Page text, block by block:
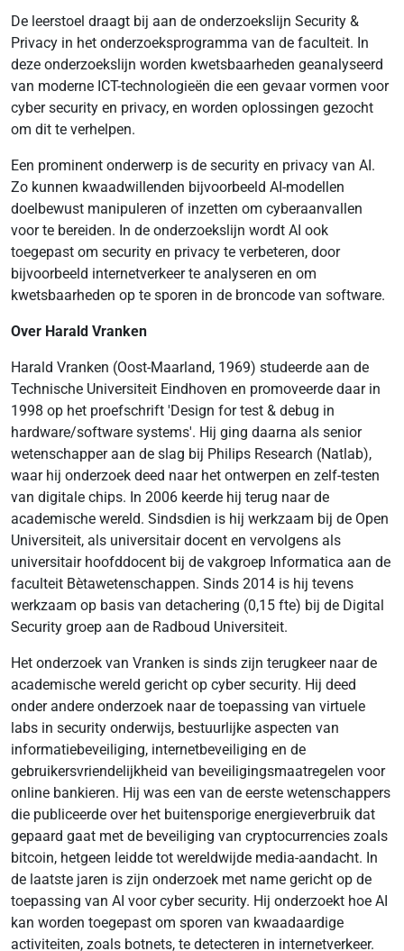
De leerstoel draagt bij aan de onderzoekslijn Security &
Privacy in het onderzoeksprogramma van de faculteit. In
deze onderzoekslijn worden kwetsbaarheden geanalyseerd
van moderne ICT-technologieën die een gevaar vormen voor
cyber security en privacy, en worden oplossingen gezocht
om dit te verhelpen.
Een prominent onderwerp is de security en privacy van AI.
Zo kunnen kwaadwillenden bijvoorbeeld AI-modellen
doelbewust manipuleren of inzetten om cyberaanvallen
voor te bereiden. In de onderzoekslijn wordt AI ook
toegepast om security en privacy te verbeteren, door
bijvoorbeeld internetverkeer te analyseren en om
kwetsbaarheden op te sporen in de broncode van software.
Over Harald Vranken
Harald Vranken (Oost-Maarland, 1969) studeerde aan de
Technische Universiteit Eindhoven en promoveerde daar in
1998 op het proefschrift 'Design for test & debug in
hardware/software systems'. Hij ging daarna als senior
wetenschapper aan de slag bij Philips Research (Natlab),
waar hij onderzoek deed naar het ontwerpen en zelf-testen
van digitale chips. In 2006 keerde hij terug naar de
academische wereld. Sindsdien is hij werkzaam bij de Open
Universiteit, als universitair docent en vervolgens als
universitair hoofddocent bij de vakgroep Informatica aan de
faculteit Bètawetenschappen. Sinds 2014 is hij tevens
werkzaam op basis van detachering (0,15 fte) bij de Digital
Security groep aan de Radboud Universiteit.
Het onderzoek van Vranken is sinds zijn terugkeer naar de
academische wereld gericht op cyber security. Hij deed
onder andere onderzoek naar de toepassing van virtuele
labs in security onderwijs, bestuurlijke aspecten van
informatiebeveiliging, internetbeveiliging en de
gebruikersvriendelijkheid van beveiligingsmaatregelen voor
online bankieren. Hij was een van de eerste wetenschappers
die publiceerde over het buitensporige energieverbruik dat
gepaard gaat met de beveiliging van cryptocurrencies zoals
bitcoin, hetgeen leidde tot wereldwijde media-aandacht. In
de laatste jaren is zijn onderzoek met name gericht op de
toepassing van AI voor cyber security. Hij onderzoekt hoe AI
kan worden toegepast om sporen van kwaadaardige
activiteiten, zoals botnets, te detecteren in internetverkeer.